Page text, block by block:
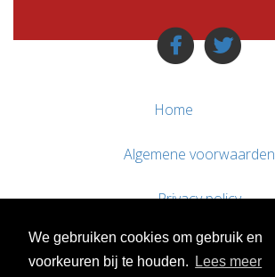
We gebruiken cookies om gebruik en
voorkeuren bij te houden.
Lees meer
Home
Algemene voorwaarden
Privacy policy
Contact / Support